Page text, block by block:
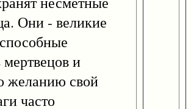
Они - великие
и
желанию свой
часто